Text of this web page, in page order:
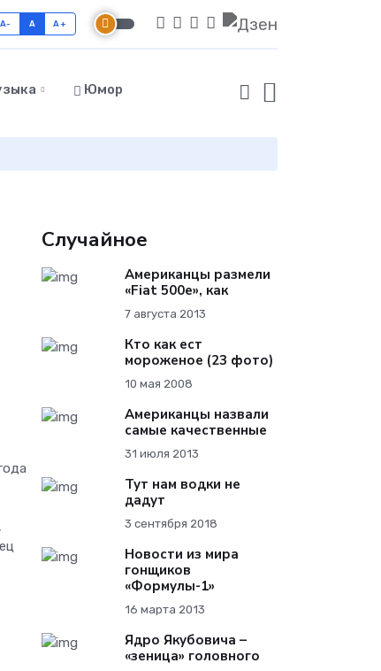
A- A A+
Юмор
Случайное
Американцы размели
«Fiat 500e», как
7 августа 2013
Кто как ест
мороженое (23 фото)
10 мая 2008
Американцы назвали
самые качественные
31 июля 2013
Тут нам водки не
дадут
3 сентября 2018
Новости из мира
гонщиков
«Формулы-1»
16 марта 2013
Ядро Якубовича –
«зеница» головного